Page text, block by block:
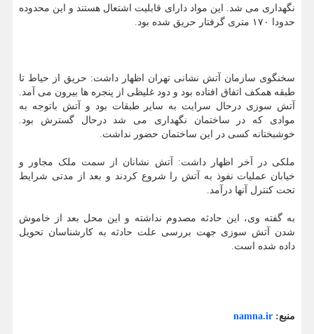
نگهداری می شد. این مواد دارای قابلیت اشتعال هستند و این محدوده
حدودا ۱۷۰ متری گرفتار حریق شده بود.
سخنگوی سازمان آتش نشانی تهران اظهار داشت: حریق از حیاط تا
طبقه همکف اتفاق افتاده بود و دود غلیظی از پنجره ها بیرون می آمد.
آتش سوزی درحال سرایت به سایر طبقات بود و آتش باتوجه به
موادی که در ساختمان نگهداری می شد درحال گسترش بود.
خوشبختانه کسی در این ساختمان حضور نداشت.
ملکی در آخر اظهار داشت: آتش نشانان از سمت ملک مجاور و
خیابان عملیات نفوذ به آتش را شروع کردند و بعد از مدتی شرایط
تحت کنترل آنها درآمد.
به گفته وی، این حادثه مصدوم نداشته و این محل بعد از خاموش
شدن آتش سوزی جهت بررسی علت حادثه به کارشناسان تحویل
داده شده است.
منبع: namna.ir